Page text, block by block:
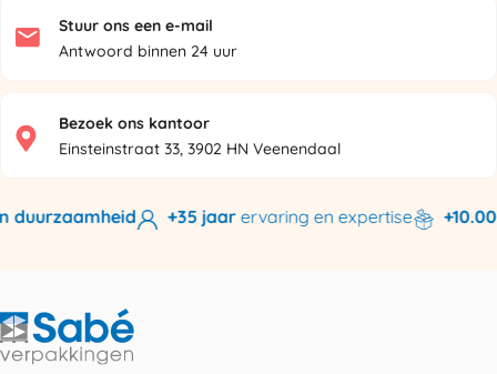
Stuur ons een e-mail
Antwoord binnen 24 uur
Bezoek ons kantoor
Einsteinstraat 33, 3902 HN Veenendaal
+35 jaarervaring en expertise